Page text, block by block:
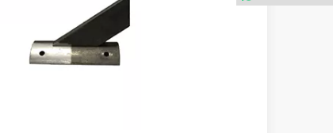
significativas em relação aos métodos tradicionais